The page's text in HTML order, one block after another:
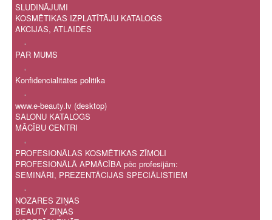
SLUDINĀJUMI
KOSMĒTIKAS IZPLATĪTĀJU KATALOGS
AKCIJAS, ATLAIDES
.
PAR MUMS
.
Konfidencialitātes politika
.
www.e-beauty.lv (desktop)
SALONU KATALOGS
MĀCĪBU CENTRI
.
PROFESIONĀLAS KOSMĒTIKAS ZĪMOLI
PROFESIONĀLĀ APMĀCĪBA pēc profesijām:
SEMINĀRI, PREZENTĀCIJAS SPECIĀLISTIEM
.
NOZARES ZIŅAS
BEAUTY ZIŅAS